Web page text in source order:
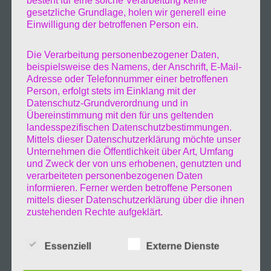
Zurück zum Hamburg Blog
Weiter zu Meinem Blog
gesetzliche Grundlage, holen wir generell eine
Einwilligung der betroffenen Person ein.
Die Verarbeitung personenbezogener Daten,
beispielsweise des Namens, der Anschrift, E-Mail-
Adresse oder Telefonnummer einer betroffenen
Person, erfolgt stets im Einklang mit der
Datenschutz-Grundverordnung und in
Übereinstimmung mit den für uns geltenden
landesspezifischen Datenschutzbestimmungen.
Mittels dieser Datenschutzerklärung möchte unser
Unternehmen die Öffentlichkeit über Art, Umfang
und Zweck der von uns erhobenen, genutzten und
verarbeiteten personenbezogenen Daten
informieren. Ferner werden betroffene Personen
mittels dieser Datenschutzerklärung über die ihnen
zustehenden Rechte aufgeklärt.
Wir haben als für die Verarbeitung Verantwortlicher
Essenziell Externe Dienste